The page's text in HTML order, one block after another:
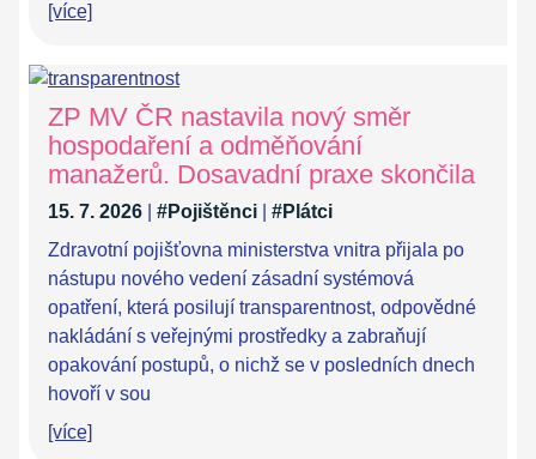
[více]
ZP MV ČR nastavila nový směr
hospodaření a odměňování
manažerů. Dosavadní praxe skončila
15. 7. 2026 #Pojištěnci
#Plátci
Zdravotní pojišťovna ministerstva vnitra přijala po
nástupu nového vedení zásadní systémová
opatření, která posilují transparentnost, odpovědné
nakládání s veřejnými prostředky a zabraňují
opakování postupů, o nichž se v posledních dnech
hovoří v sou
[více]